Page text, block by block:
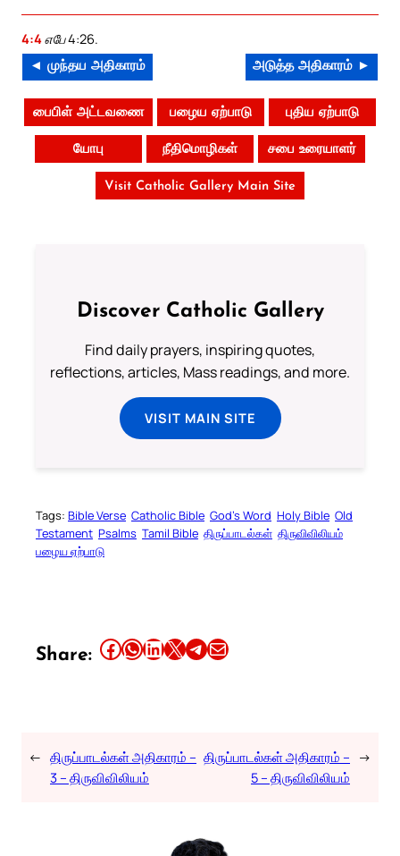
4:4எபே 4:26.
◄ முந்தய அதிகாரம் அடுத்த அதிகாரம் ►
பைபிள் அட்டவணை பழைய ஏற்பாடு புதிய ஏற்பாடு
யோபு நீதிமொழிகள் சபை உரையாளர்
Visit Catholic Gallery Main Site
Discover Catholic Gallery
Find daily prayers, inspiring quotes,
reflections, articles, Mass readings, and more.
VISIT MAIN SITE
Tags: Bible Verse Catholic Bible God’s Word Holy Bible Old
Testament Psalms Tamil Bible திருப்பாடல்கள் திருவிவிலியம்
பழைய ஏற்பாடு
Share: Share this article on Facebook Share this article on WhatsApp Share this article on LinkedIn Share this article on X Share this article on TelegramEmail this Article
← திருப்பாடல்கள் அதிகாரம் –
3 – திருவிவிலியம்
திருப்பாடல்கள் அதிகாரம் –
5 – திருவிவிலியம்
→